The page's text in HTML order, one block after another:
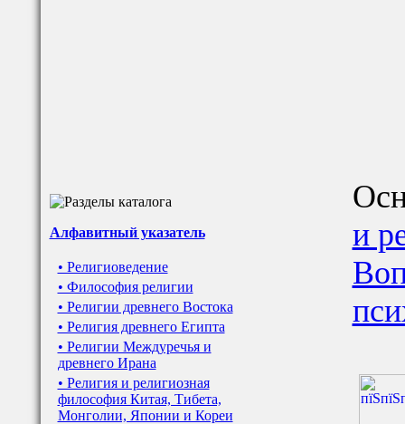
Алфавитный указатель
• Религиоведение
• Философия религии
• Религии древнего Востока
• Религия древнего Египта
• Религии Междуречья и
древнего Ирана
• Религия и религиозная
философия Китая, Тибета,
Монголии, Японии и Кореи
и